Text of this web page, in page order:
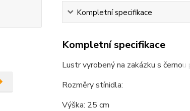
Kompletní specifikace
Kompletní specifikace
Lustr vyrobený na zakázku s
Rozměry stínidla:
Výška: 25 cm